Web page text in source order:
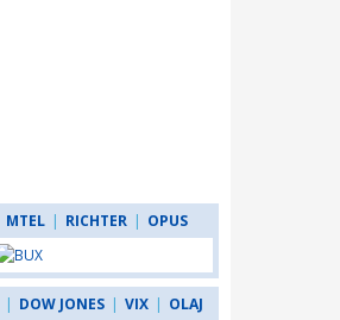
MTEL | RICHTER | OPUS
| DOW JONES | VIX | OLAJ